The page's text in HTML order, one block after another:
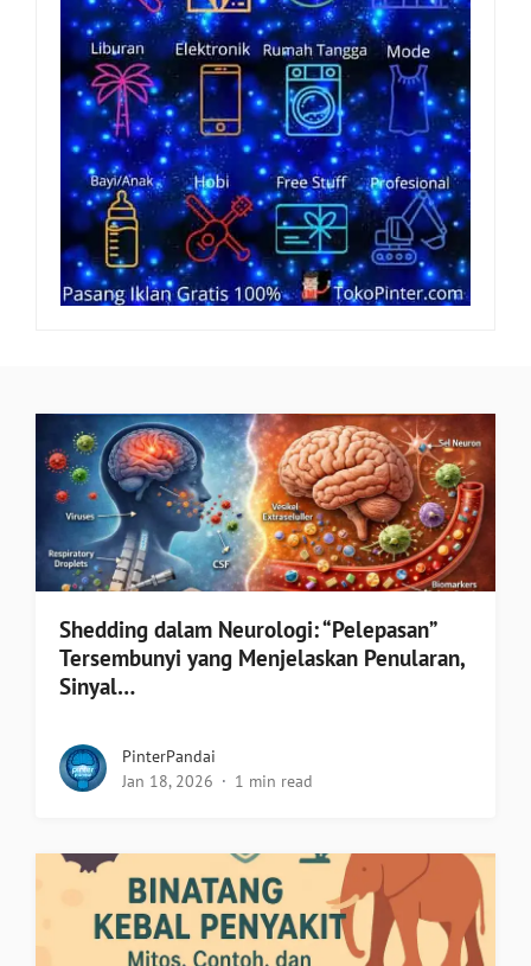
Shedding dalam Neurologi: “Pelepasan”
Tersembunyi yang Menjelaskan Penularan,
Sinyal…
PinterPandai
Jan 18, 2026
1 min read